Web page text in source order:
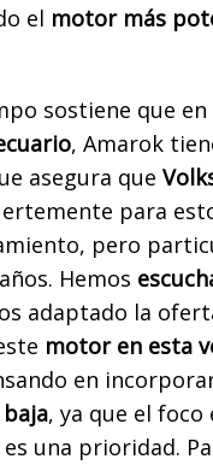
el motor más
sostiene que
, Amarok
asegura que
para
pero
Hemos
adaptado la
motor en esta
en
, ya que el
es una prioridad.